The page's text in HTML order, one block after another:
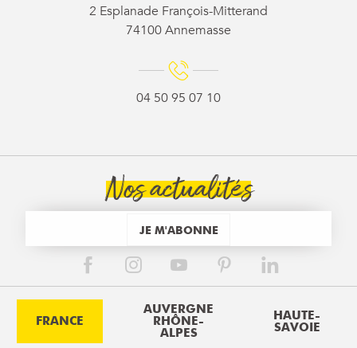
2 Esplanade François-Mitterand
74100 Annemasse
04 50 95 07 10
Nos actualités
JE M'ABONNE
FRANCE
AUVERGNE
RHÔNE-
ALPES
HAUTE-
SAVOIE